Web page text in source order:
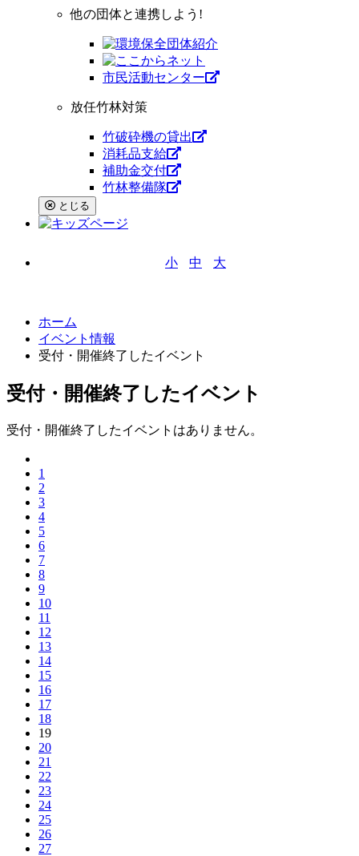
他の団体と連携しよう!
市⺠活動センター
放任竹林対策
竹破砕機の貸出
消耗品支給
補助金交付
竹林整備隊
とじる
小 中 大
ホーム
イベント情報
受付・開催終了したイベント
受付・開催終了したイベント
受付・開催終了したイベントはありません。
1
2
3
4
5
6
7
8
9
10
11
12
13
14
15
16
17
18
19
20
21
22
23
24
25
26
27